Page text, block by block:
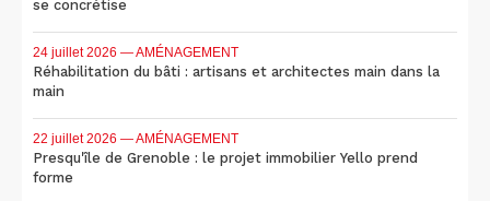
se concrétise
24 juillet 2026 — AMÉNAGEMENT
Réhabilitation du bâti : artisans et architectes main dans la
main
22 juillet 2026 — AMÉNAGEMENT
Presqu'île de Grenoble : le projet immobilier Yello prend
forme